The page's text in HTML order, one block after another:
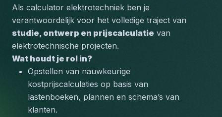
Als calculator elektrotechniek ben je
studie, ontwerp en prijscalculatie van
elektrotechnische projecten.
Wat houdt je rol in?
Opstellen van nauwkeurige
kostprijscalculaties op basis van
lastenboeken, plannen en schema’s van
klanten.